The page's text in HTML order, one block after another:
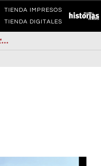
TIENDA IMPRESOS
TIENDA DIGITALES